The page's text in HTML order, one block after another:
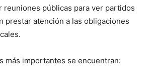
reuniones públicas para ver partidos
prestar atención a las obligaciones
más importantes se encuentran: